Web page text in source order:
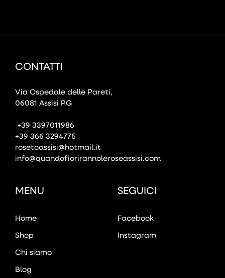
CONTATTI
Via Ospedale delle Pareti,
06081 Assisi PG
+39 3397011986
+39 366 3294775
rosetoassisi@hotmail.it
info@quandofiorirannoleroseassisi.com
MENU
Home
Shop
Chi siamo
Blog
SEGUICI
Facebook
Instagram